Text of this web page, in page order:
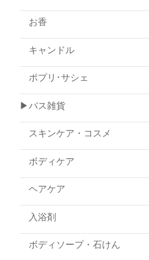
お香
キャンドル
ポプリ･サシェ
▶バス雑貨
スキンケア・コスメ
ボディケア
ヘアケア
入浴剤
ボディソープ・石けん